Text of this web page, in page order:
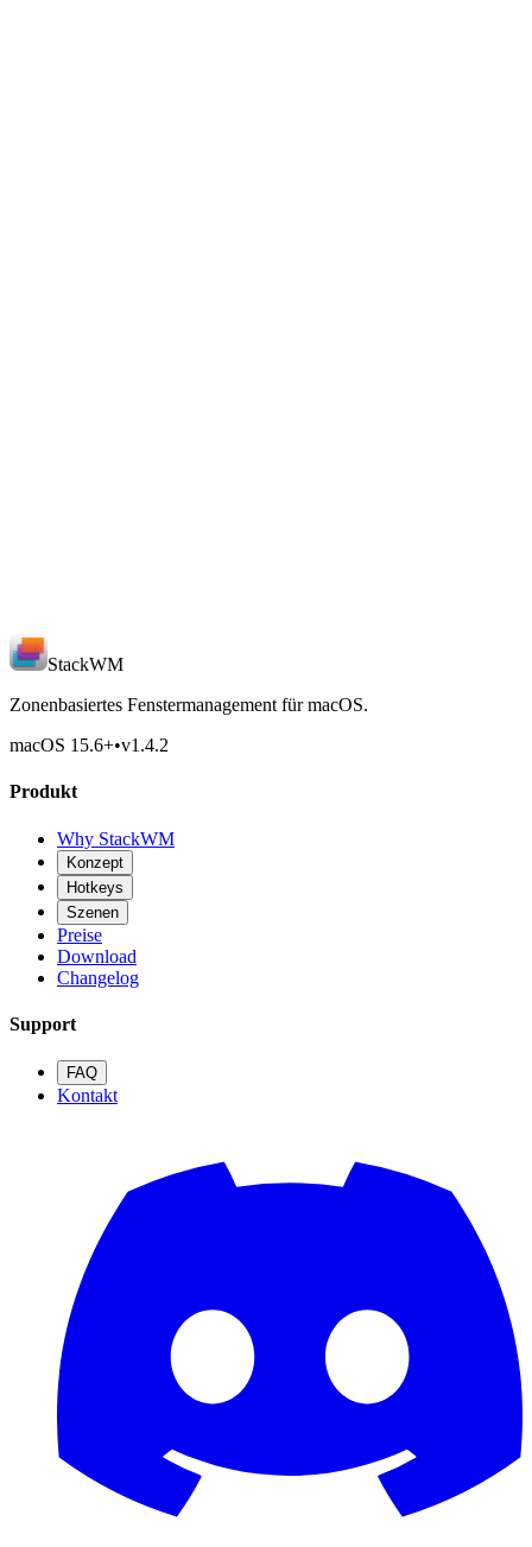
StackWM
Zonenbasiertes Fenstermanagement für macOS.
macOS 15.6+•v1.4.2
Produkt
Why StackWM
Konzept
Hotkeys
Szenen
Preise
Download
Changelog
Support
FAQ
Kontakt